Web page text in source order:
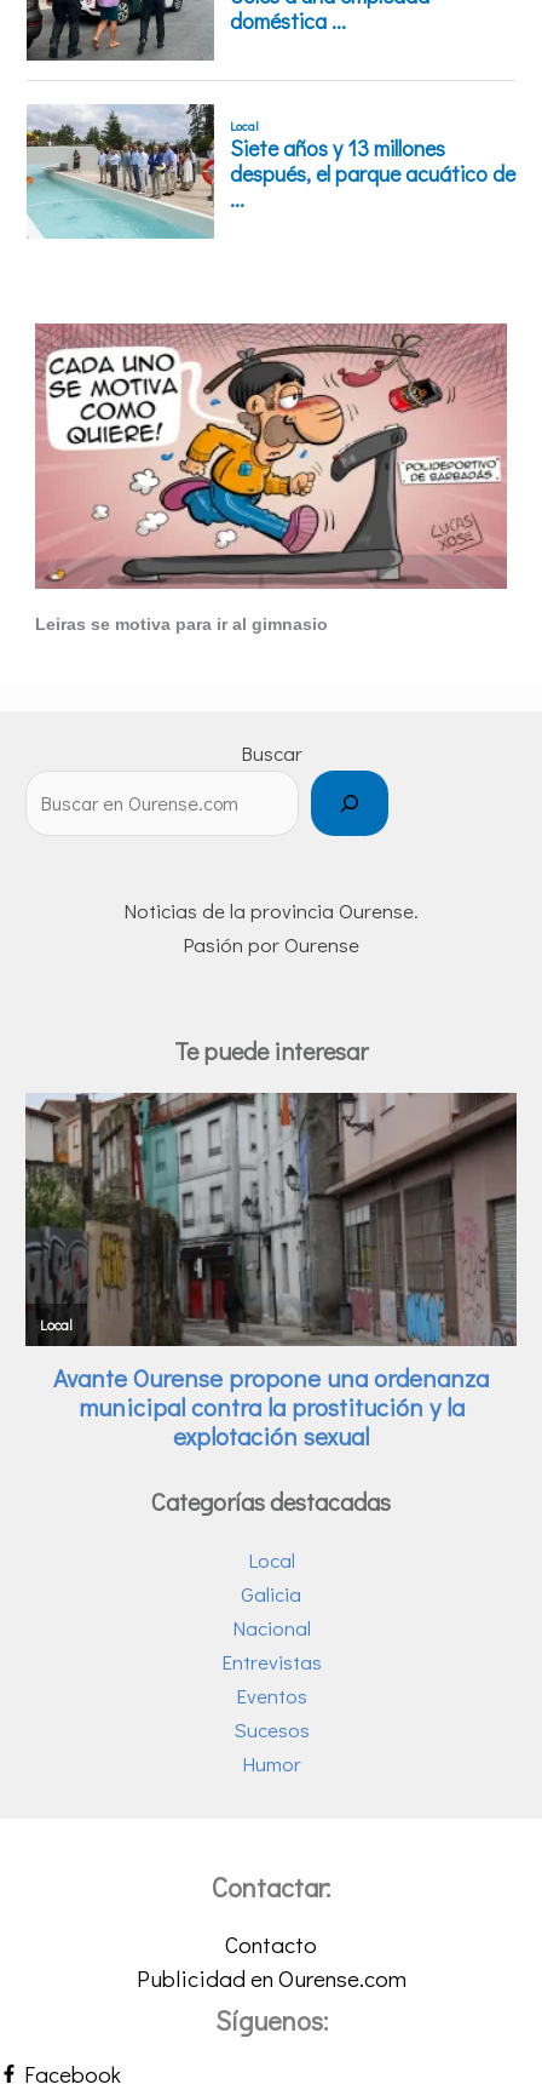
Leiras se motiva para ir al gimnasio
Buscar
Noticias de la provincia Ourense.
Pasión por Ourense
Te puede interesar
Categorías destacadas
Local
Galicia
Nacional
Entrevistas
Eventos
Sucesos
Humor
Contactar:
Contacto
Publicidad en Ourense.com
Síguenos:
Facebook